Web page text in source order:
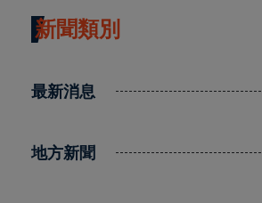
新聞類別
最新消息
地方新聞